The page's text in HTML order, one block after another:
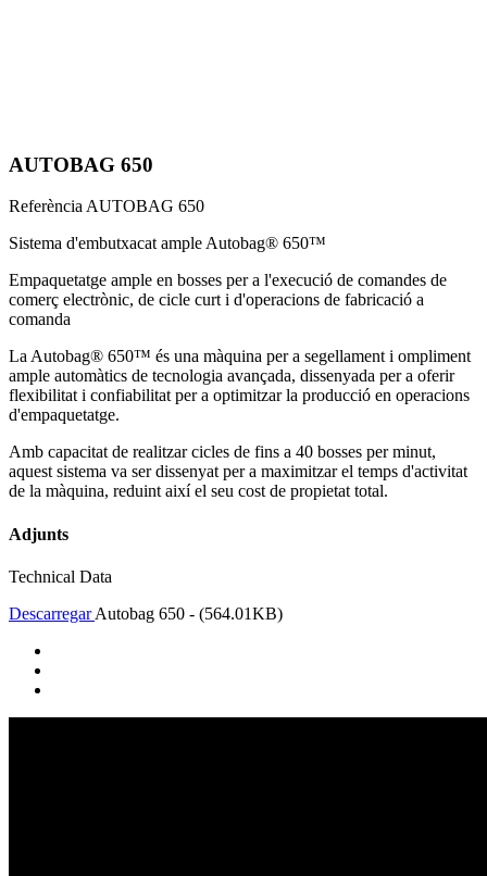
AUTOBAG 650
ReferènciaAUTOBAG 650
Sistema d'embutxacat ample Autobag® 650™
Empaquetatge ample en bosses per a l'execució de comandes de
comerç electrònic, de cicle curt i d'operacions de fabricació a
comanda
La Autobag® 650™ és una màquina per a segellament i ompliment
ample automàtics de tecnologia avançada, dissenyada per a oferir
flexibilitat i confiabilitat per a optimitzar la producció en operacions
d'empaquetatge.
Amb capacitat de realitzar cicles de fins a 40 bosses per minut,
aquest sistema va ser dissenyat per a maximitzar el temps d'activitat
de la màquina, reduint així el seu cost de propietat total.
Adjunts
Technical Data
DescarregarAutobag 650 - (564.01KB)